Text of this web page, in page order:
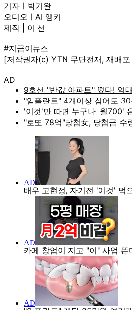
기자ㅣ박기완
오디오ㅣAI 앵커
제작 | 이 선
#지금이뉴스
[저작권자(c) YTN 무단전재, 재배
AD